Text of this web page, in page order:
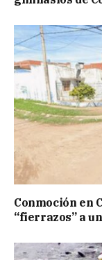
Conmoción en
“fierrazos” a